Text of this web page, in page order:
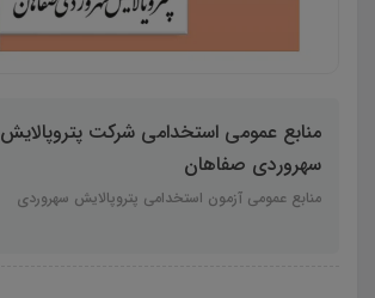
منابع عمومی استخدامی شرکت پتروپالایش
سهروردی صفاهان
منابع عمومی آزمون استخدامی پتروپالایش سهروردی